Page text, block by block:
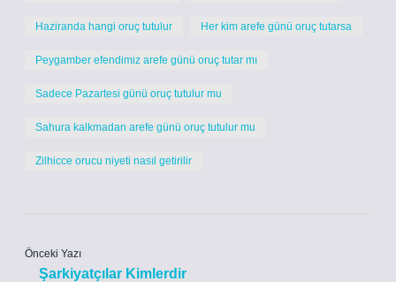
Haziranda hangi oruç tutulur Her kim arefe günü oruç tutarsa
Peygamber efendimiz arefe günü oruç tutar mı
Sadece Pazartesi günü oruç tutulur mu
Sahura kalkmadan arefe günü oruç tutulur mu
Zilhicce orucu niyeti nasıl getirilir
Önceki Yazı
Şarkiyatçılar Kimlerdir